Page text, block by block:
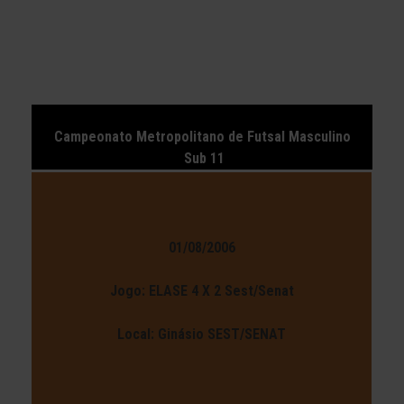
Campeonato Metropolitano de Futsal Masculino
Sub 11
01/08/2006
Jogo: ELASE 4 X 2 Sest/Senat
Local: Ginásio SEST/SENAT